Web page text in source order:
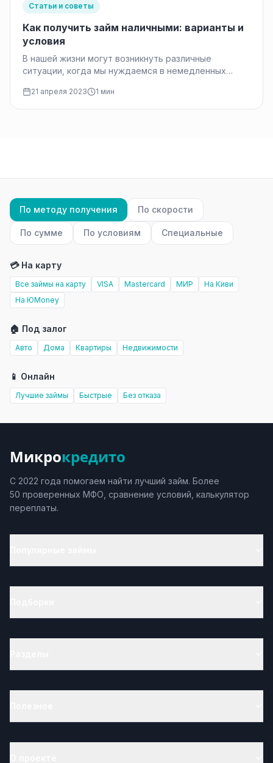
Статьи и советы
Как получить займ наличными: варианты и
условия
В нашей жизни могут возникнуть различные
ситуации, когда мы нуждаемся в немедленных
21 апреля 2023 1 мин
По методу получения По скорости
По сумме По условиям Специальные
💳 На карту
Все займы на карту VISA Mastercard МИР
На Киви
На ЮMoney
🏠 Под залог
Авто Дома Квартиры Недвижимости
📱 Онлайн
Лучшие займы Быстрые Без отказа
Микрокредито
С 2022 года помогаем найти лучший займ. Более
50 проверенных МФО, сравнение условий, калькулятор
переплаты.